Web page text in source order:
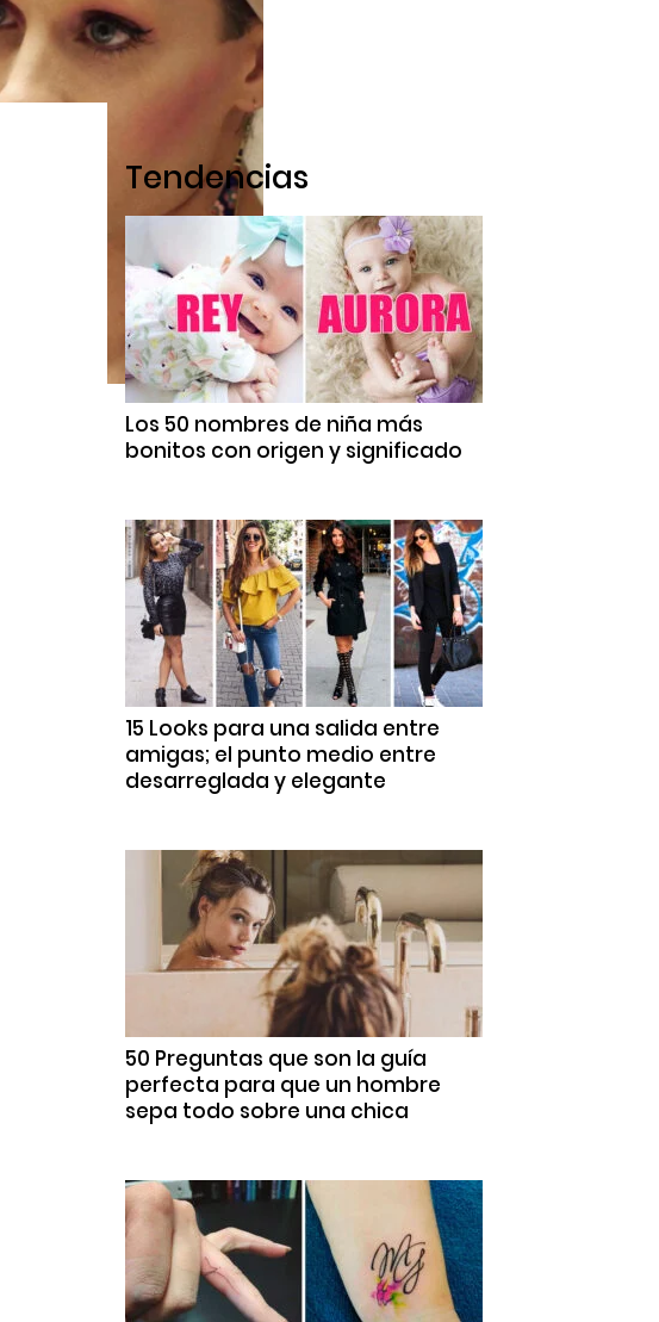
Tendencias
Los 50 nombres de niña más
bonitos con origen y significado
15 Looks para una salida entre
amigas; el punto medio entre
desarreglada y elegante
50 Preguntas que son la guía
perfecta para que un hombre
sepa todo sobre una chica